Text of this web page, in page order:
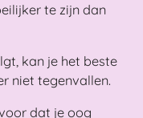
te zijn dan
kan je het beste
niet tegenvallen.
dat je oog